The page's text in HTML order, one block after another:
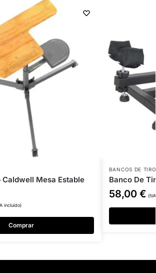
Caldwell Mesa Estable
incluido)
Comprar
BANCOS DE TIRO
Banco De
58,00 €